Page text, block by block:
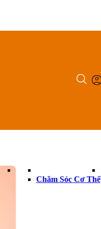
Chăm Sóc Cơ Thể